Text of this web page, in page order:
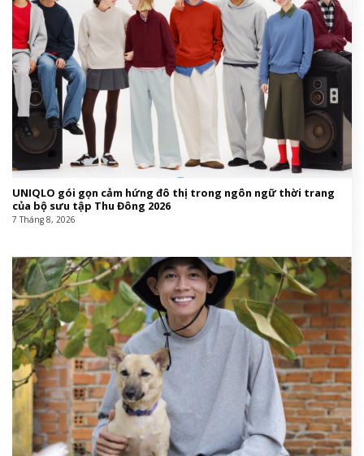
UNIQLO gói gọn cảm hứng đô thị trong ngôn ngữ thời trang
của bộ sưu tập Thu Đông 2026
7 Tháng 8, 2026